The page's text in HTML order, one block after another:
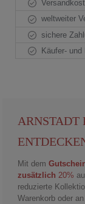
weltweiter
sichere
Käufer-
ARNSTADT
Mit dem
zusätzlich 20%
reduzierte
Warenkorb oder